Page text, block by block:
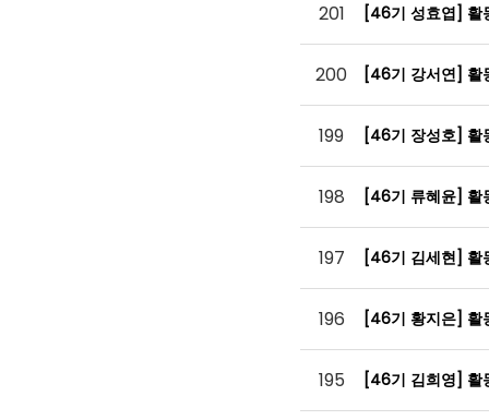
201 [46기 성효엽] 활
200 [46기 강서연] 활
199 [46기 장성호] 활
198 [46기 류혜윤] 활
197 [46기 김세현] 활
196 [46기 황지은] 활
195 [46기 김희영] 활